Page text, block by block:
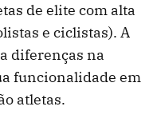
de elite com alta
e ciclistas). A
diferenças na
funcionalidade em
atletas.